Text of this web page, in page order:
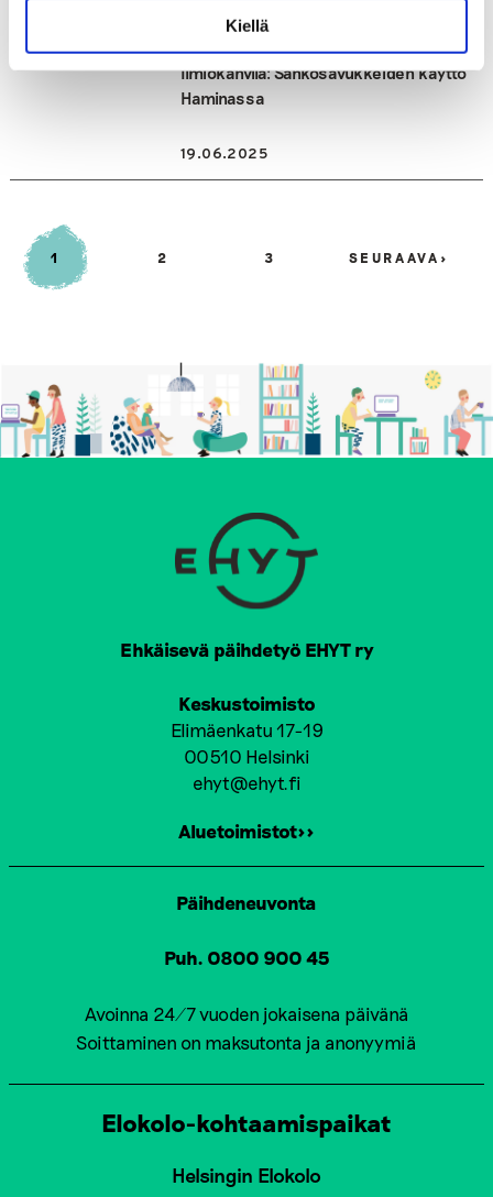
Kiellä
Sosiaali- ja terveysalan ammattilaiset |
Yhdistykset
Ilmiökahvila: Sähkösavukkeiden käyttö
Haminassa
19.06.2025
P
O
S
P
A
1 2 3 SEURAAVA >
Ehkäisevä päihdetyö EHYT ry
Keskustoimisto
Elimäenkatu 17-19
00510 Helsinki
ehyt@ehyt.fi
Aluetoimistot>>
Päihdeneuvonta
Puh. 0800 900 45
Avoinna 24/7 vuoden jokaisena päivänä
Soittaminen on maksutonta ja anonyymiä
Elokolo-kohtaamispaikat
Helsingin Elokolo